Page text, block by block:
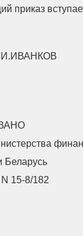
приказ
Беларусь
15-8/182